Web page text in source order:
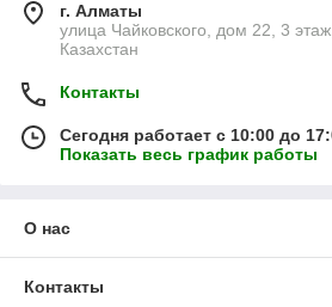
г. Алматы
улица Чайковского, дом 22, 3
Казахстан
Контакты
Сегодня работает с 10:00 до
Показать весь график работы
О нас
Контакты